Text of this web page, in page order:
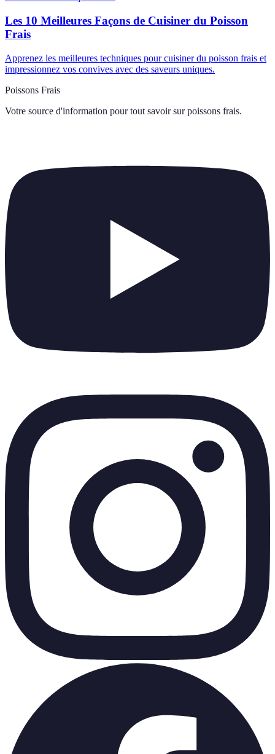
Les 10 Meilleures Façons de Cuisiner du Poisson
Frais
Apprenez les meilleures techniques pour cuisiner du poisson frais et
impressionnez vos convives avec des saveurs uniques.
Poissons Frais
Votre source d'information pour tout savoir sur poissons frais.